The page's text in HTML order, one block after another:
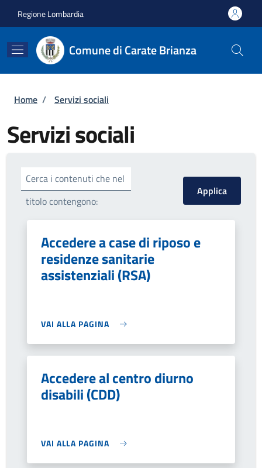
Regione Lombardia
Comune di Carate Brianza
Briciole di pane
Home / Servizi sociali
Servizi sociali
Cerca i contenuti che nel
titolo contengono:
Accedere a case di riposo e
residenze sanitarie
assistenziali (RSA)
VAI ALLA PAGINA
Accedere al centro diurno
disabili (CDD)
VAI ALLA PAGINA